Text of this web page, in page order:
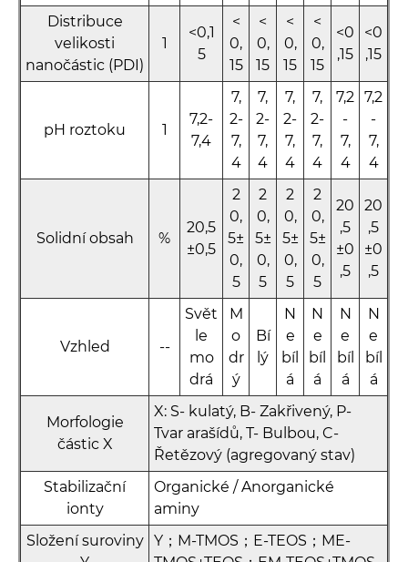
Distribuce
velikosti
nanočástic (PDI)
1
<0,1
5
<
0,
15
<
0,
15
<
0,
15
<
0,
15
<0
,15
<0
,15
pH roztoku 1
7,2-
7,4
7,
2-
7,
4
7,
2-
7,
4
7,
2-
7,
4
7,
2-
7,
4
7,2
-
7,
4
7,2
-
7,
4
Solidní obsah %
20,5
±0,5
2
0,
5±
0,
5
2
0,
5±
0,
5
2
0,
5±
0,
5
2
0,
5±
0,
5
20
,5
±0
,5
20
,5
±0
,5
Vzhled --
Svět
le
mo
drá
M
o
dr
ý
Bí
lý
N
e
bíl
á
N
e
bíl
á
N
e
bíl
á
N
e
bíl
á
Morfologie
částic X
X: S- kulatý, B- Zakřivený, P-
Tvar arašídů, T- Bulbou, C-
Řetězový (agregovaný stav)
Stabilizační
ionty
Organické / Anorganické
aminy
Složení suroviny
Y；M-TMOS；E-TEOS；ME-